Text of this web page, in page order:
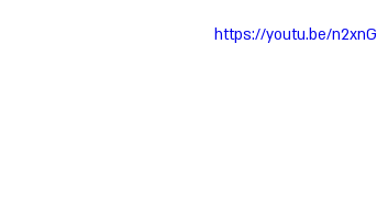
https://youtu.be/